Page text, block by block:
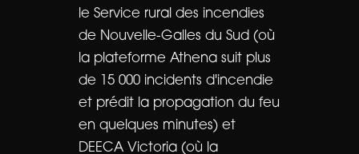
le Service rural des incendies
de Nouvelle-Galles du Sud (où
la plateforme Athena suit plus
de 15 000 incidents d'incendie
et prédit la propagation du feu
en quelques minutes) et
DEECA Victoria (où la